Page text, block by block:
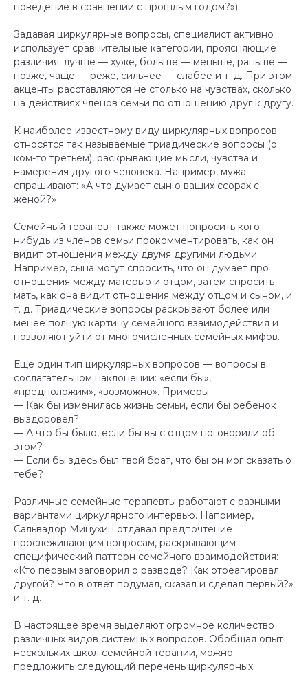
поведение в сравнении с прошлым годом?»).
Задавая циркулярные вопросы, специалист активно
использует сравнительные категории, проясняющие
различия: лучше — хуже, больше — меньше, раньше —
позже, чаще — реже, сильнее — слабее и т. д. При этом
акценты расставляются не столько на чувствах, сколько
на действиях членов семьи по отношению друг к другу.
К наиболее известному виду циркулярных вопросов
относятся так называемые триадические вопросы (о
ком-то третьем), раскрывающие мысли, чувства и
намерения другого человека. Например, мужа
спрашивают: «А что думает сын о ваших ссорах с
женой?»
Семейный терапевт также может попросить кого-
нибудь из членов семьи прокомментировать, как он
видит отношения между двумя другими людьми.
Например, сына могут спросить, что он думает про
отношения между матерью и отцом, затем спросить
мать, как она видит отношения между отцом и сыном, и
т. д. Триадические вопросы раскрывают более или
менее полную картину семейного взаимодействия и
позволяют уйти от многочисленных семейных мифов.
Еще один тип циркулярных вопросов — вопросы в
сослагательном наклонении: «если бы»,
«предположим», «возможно». Примеры:
— Как бы изменилась жизнь семьи, если бы ребенок
выздоровел?
— А что бы было, если бы вы с отцом поговорили об
этом?
— Если бы здесь был твой брат, что бы он мог сказать о
тебе?
Различные семейные терапевты работают с разными
вариантами циркулярного интервью. Например,
Сальвадор Минухин отдавал предпочтение
прослеживающим вопросам, раскрывающим
специфический паттерн семейного взаимодействия:
«Кто первым заговорил о разводе? Как отреагировал
другой? Что в ответ подумал, сказал и сделал первый?»
и т. д.
В настоящее время выделяют огромное количество
различных видов системных вопросов. Обобщая опыт
нескольких школ семейной терапии, можно
предложить следующий перечень циркулярных